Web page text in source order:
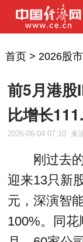
首页> 2026股市
前5月港股
比增长
2026-06-04 07:10 来
刚过去
迎来13只新
元，深演智
100%。同